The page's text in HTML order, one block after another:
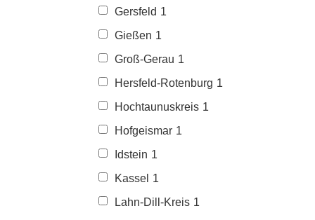
Gersfeld 1
Gießen 1
Groß-Gerau 1
Hersfeld-Rotenburg 1
Hochtaunuskreis 1
Hofgeismar 1
Idstein 1
Kassel 1
Lahn-Dill-Kreis 1